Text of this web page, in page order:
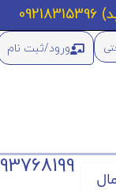
ورود/ثبت نام